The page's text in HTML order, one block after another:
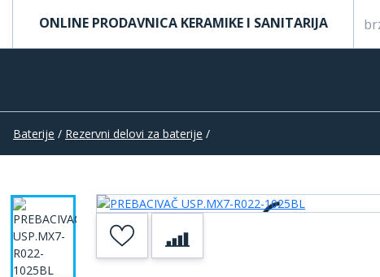
ONLINE PRODAVNICA KERAMIKE I SANITARIJA
Baterije / Rezervni delovi za baterije /